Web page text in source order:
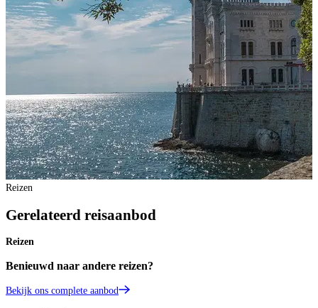
Reizen
Gerelateerd reisaanbod
Reizen
Benieuwd naar andere reizen?
Bekijk ons complete aanbod